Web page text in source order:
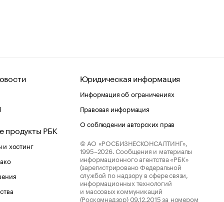
продукты РБК
хостинг
Юридическая информация
Информация об ограничениях
Правовая информация
О соблюдении авторских прав
© АО «РОСБИЗНЕСКОНСАЛТИНГ»,
1995–2026. Сообщения и материалы
информационного агентства «РБК»
(зарегистрировано Федеральной
службой по надзору в сфере связи,
информационных технологий
и массовых коммуникаций
(Роскомнадзор) 09.12.2015 за номером